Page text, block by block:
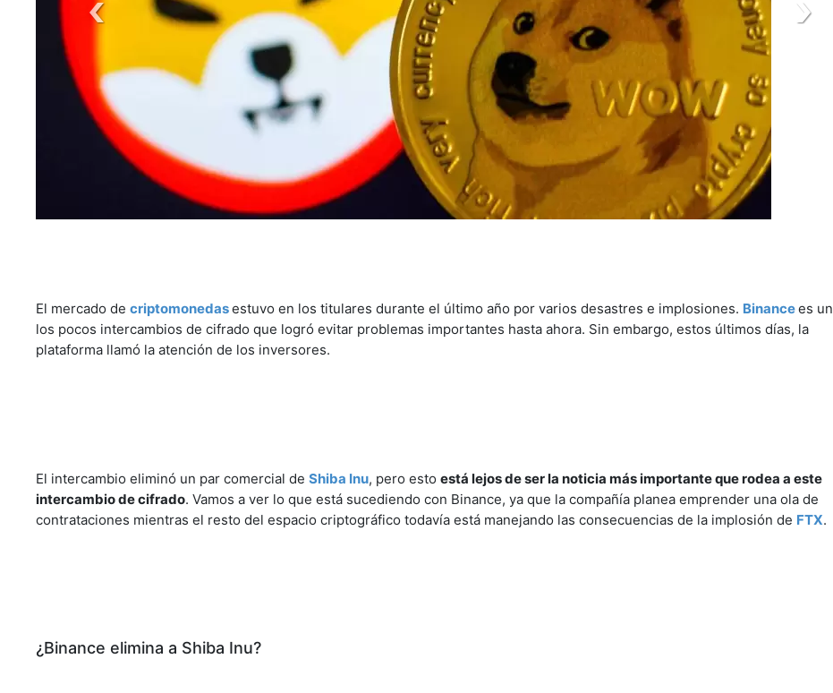
El mercado de criptomonedasestuvo en los titulares durante el último año por varios desastres e implosiones. Binancees
los pocos intercambios de cifrado que logró evitar problemas importantes hasta ahora. Sin embargo, estos últimos días, la
plataforma llamó la atención de los inversores.
El intercambio eliminó un par comercial de Shiba Inu , pero esto está lejos de ser la noticia más importante que rodea a este
intercambio de cifrado . Vamos a ver lo que está sucediendo con Binance, ya que la compañía planea emprender una ola de
contrataciones mientras el resto del espacio criptográfico todavía está manejando las consecuencias de la implosión de FTX
¿Binance elimina a Shiba Inu?